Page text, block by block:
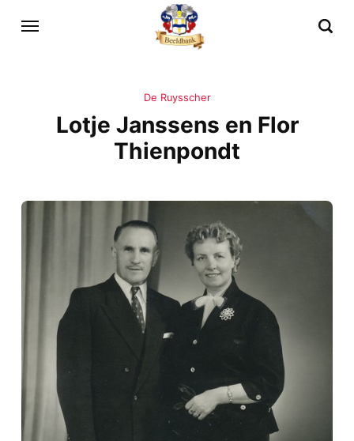
De Ruysscher
Lotje Janssens en Flor
Thienpondt